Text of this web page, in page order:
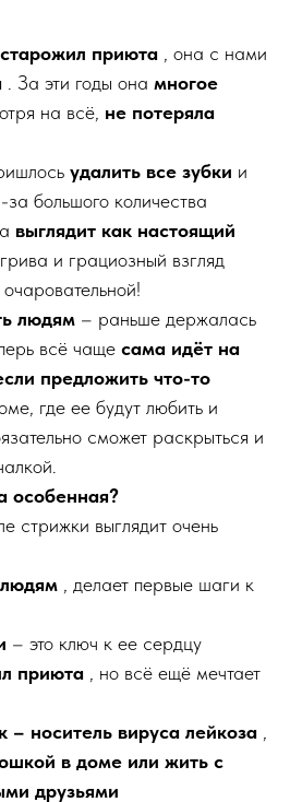
приюта , она с нами
. За эти годы она многое
на всё, не потеряла
удалить все зубки и
за большого количества
выглядит как настоящий
и грациозный взгляд
людям – раньше держалась
всё чаще сама идёт на
предложить что-то
где ее будут любить и
сможет раскрыться и
особенная?
стрижки выглядит очень
людям , делает первые шаги к
– это ключ к ее сердцу
приюта , но всё ещё мечтает
носитель вируса лейкоза ,
в ​​доме или жить с
друзьями